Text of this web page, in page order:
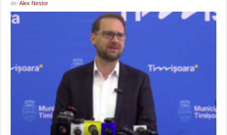
de: Alex Nestor